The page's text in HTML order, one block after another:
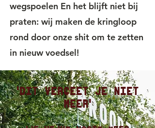
wegspoelen En het blijft niet bij
praten: wij maken de kringloop
rond door onze shit om te zetten
in nieuw voedsel!
'Dit vergeet je niet
meer'